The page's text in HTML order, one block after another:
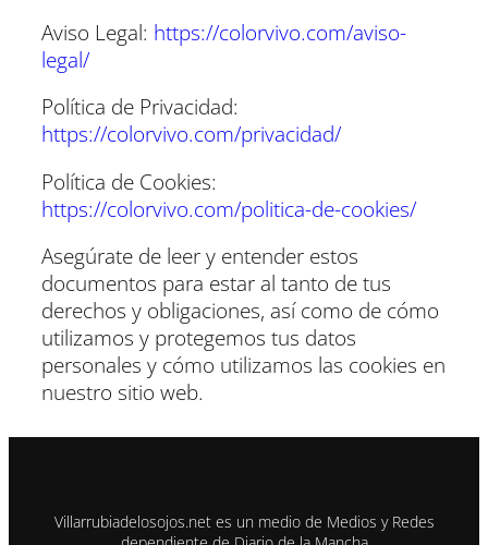
Aviso Legal: https://colorvivo.com/aviso-
legal/
Política de Privacidad:
https://colorvivo.com/privacidad/
Política de Cookies:
https://colorvivo.com/politica-de-cookies/
Asegúrate de leer y entender estos
documentos para estar al tanto de tus
derechos y obligaciones, así como de cómo
utilizamos y protegemos tus datos
personales y cómo utilizamos las cookies en
nuestro sitio web.
Villarrubiadelosojos.net es un medio de Medios y Redes